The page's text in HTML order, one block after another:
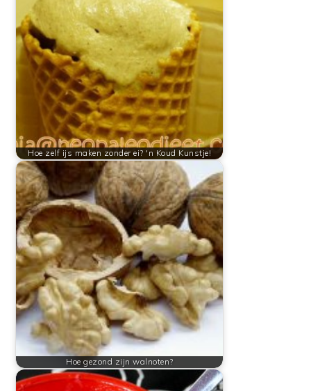
Hoe zelf ijs maken zonder ei? 'n Koud Kunstje!
Hoe gezond zijn walnoten?